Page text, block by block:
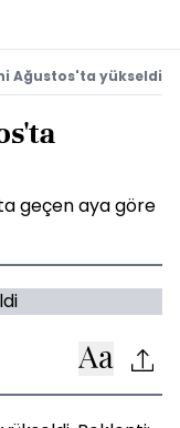
Ağustos'ta yükseldi
geçen aya göre